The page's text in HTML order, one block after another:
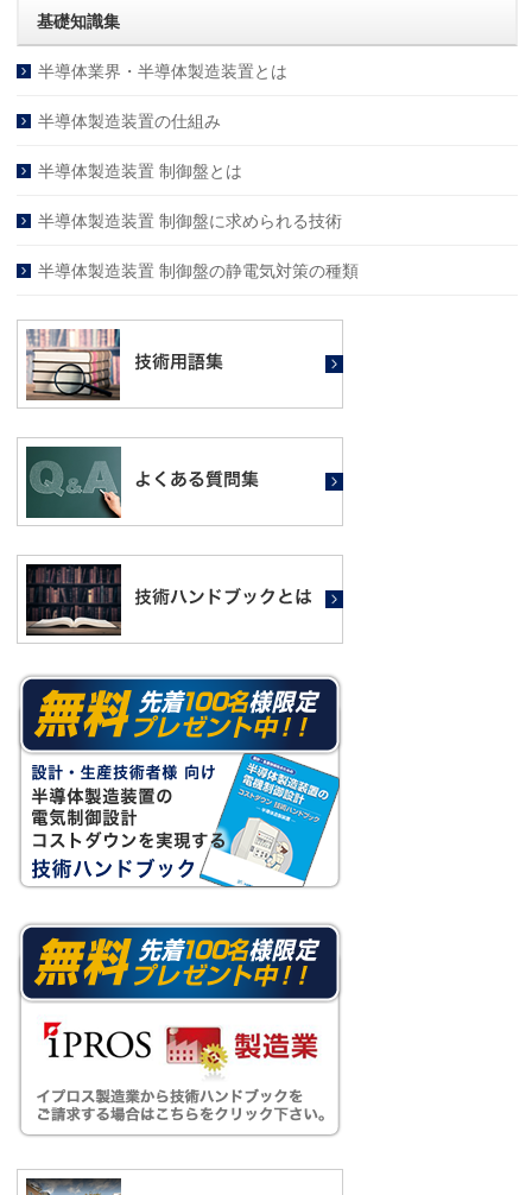
基礎知識集
半導体業界・半導体製造装置とは
半導体製造装置の仕組み
半導体製造装置 制御盤とは
半導体製造装置 制御盤に求められる技術
半導体製造装置 制御盤の静電気対策の種類